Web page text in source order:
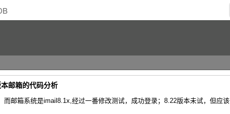
邮箱的代码分析
邮箱系统是imail8.1x,经过一番修改测试，成功登录；8.22版本未试，但应